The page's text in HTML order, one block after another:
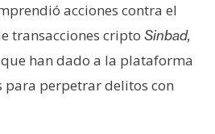
acciones contra el
transacciones cripto Sinbad,
han dado a la plataforma
para perpetrar delitos con